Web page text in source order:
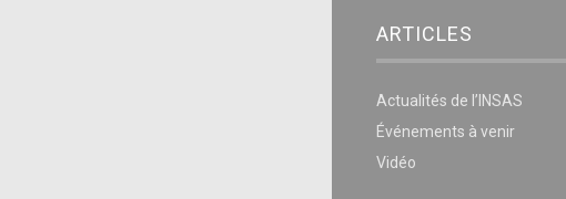
ARTICLES
Actualités de l’INSAS
Événements à venir
Vidéo